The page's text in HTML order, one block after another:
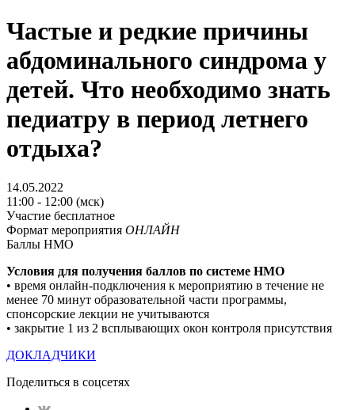
Частые и редкие причины
абдоминального синдрома у
детей. Что необходимо знать
педиатру в период летнего
отдыха?
14.05.2022
11:00 - 12:00 (мск)
Участие бесплатное
Формат мероприятия ОНЛАЙН
Баллы НМО
Условия для получения баллов по системе НМO
• время онлайн-подключения к мероприятию в течение не
менее 70 минут образовательной части программы,
спонсорские лекции не учитываются
• закрытие 1 из 2 всплывающих окон контроля присутствия
ДОКЛАДЧИКИ
Поделиться в соцсетях